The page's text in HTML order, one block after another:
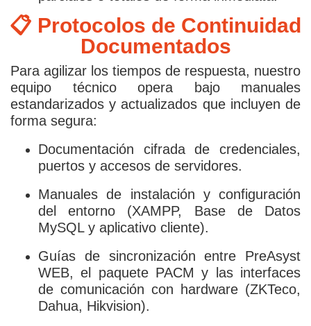
📋 Protocolos de Continuidad
Documentados
Para agilizar los tiempos de respuesta, nuestro
equipo técnico opera bajo manuales
estandarizados y actualizados que incluyen de
forma segura:
Documentación cifrada de credenciales,
puertos y accesos de servidores.
Manuales de instalación y configuración
del entorno (XAMPP, Base de Datos
MySQL y aplicativo cliente).
Guías de sincronización entre PreAsyst
WEB, el paquete PACM y las interfaces
de comunicación con hardware (ZKTeco,
Dahua, Hikvision).